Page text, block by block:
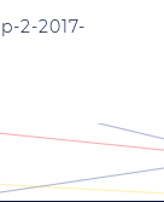
2-2017-